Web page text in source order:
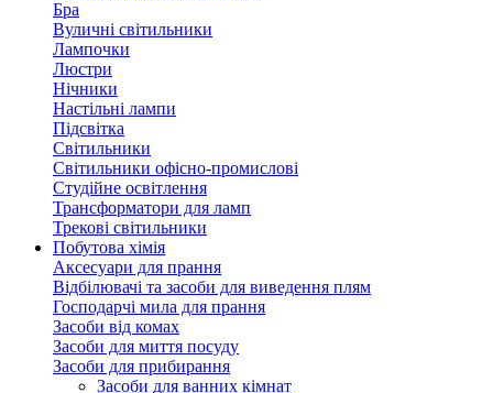
Бра
Вуличні світильники
Лампочки
Люстри
Нічники
Настільні лампи
Підсвітка
Світильники
Світильники офісно-промислові
Студійне освітлення
Трансформатори для ламп
Трекові світильники
Побутова хімія
Аксесуари для прання
Відбілювачі та засоби для виведення плям
Господарчі мила для прання
Засоби від комах
Засоби для миття посуду
Засоби для прибирання
Засоби для ванних кімнат